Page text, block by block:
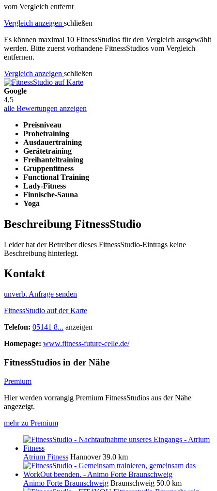
vom Vergleich entfernt
Vergleich anzeigen schließen
Es können maximal 10 FitnessStudios für den Vergleich ausgewählt
werden. Bitte zuerst vorhandene FitnessStudios vom Vergleich
entfernen.
Vergleich anzeigen schließen
Google
4,5
alle Bewertungen anzeigen
Preisniveau
Probetraining
Ausdauertraining
Gerätetraining
Freihanteltraining
Gruppenfitness
Functional Training
Lady-Fitness
Finnische-Sauna
Yoga
Beschreibung FitnessStudio
Leider hat der Betreiber dieses FitnessStudio-Eintrags keine
Beschreibung hinterlegt.
Kontakt
unverb. Anfrage senden
FitnessStudio auf der Karte
Telefon: 05141 8... anzeigen
Homepage: www.fitness-future-celle.de/
FitnessStudios in der Nähe
Premium
Hier werden vorrangig Premium FitnessStudios aus der Nähe
angezeigt.
mehr zu Premium
Atrium Fitness Hannover 39.0 km
Animo Forte Braunschweig Braunschweig 50.0 km